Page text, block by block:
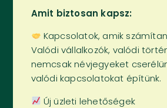
Amit biztosan kapsz:
Kapcsolatok, amik
Valódi vállalkozók, valódi
nemcsak névjegyeket
valódi kapcsolatokat építünk.
Új üzleti lehetőségek